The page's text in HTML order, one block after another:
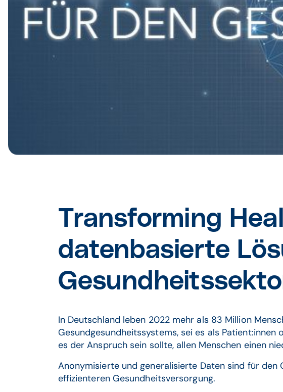
Transforming
datenbasierte
In Deutschland leben 2022 mehr als 83 Million
Gesundgesundheitssystems, sei es als
es der Anspruch sein sollte, allen Menschen einen
Anonymisierte und generalisierte Daten sind für
effizienteren Gesundheitsversorgung. ​